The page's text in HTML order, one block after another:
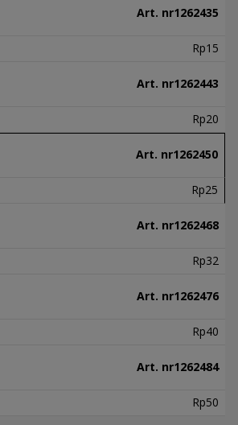
Art. nr1262435
Rp15
Art. nr1262443
Rp20
Art. nr1262450
Rp25
Art. nr1262468
Rp32
Art. nr1262476
Rp40
Art. nr1262484
Rp50